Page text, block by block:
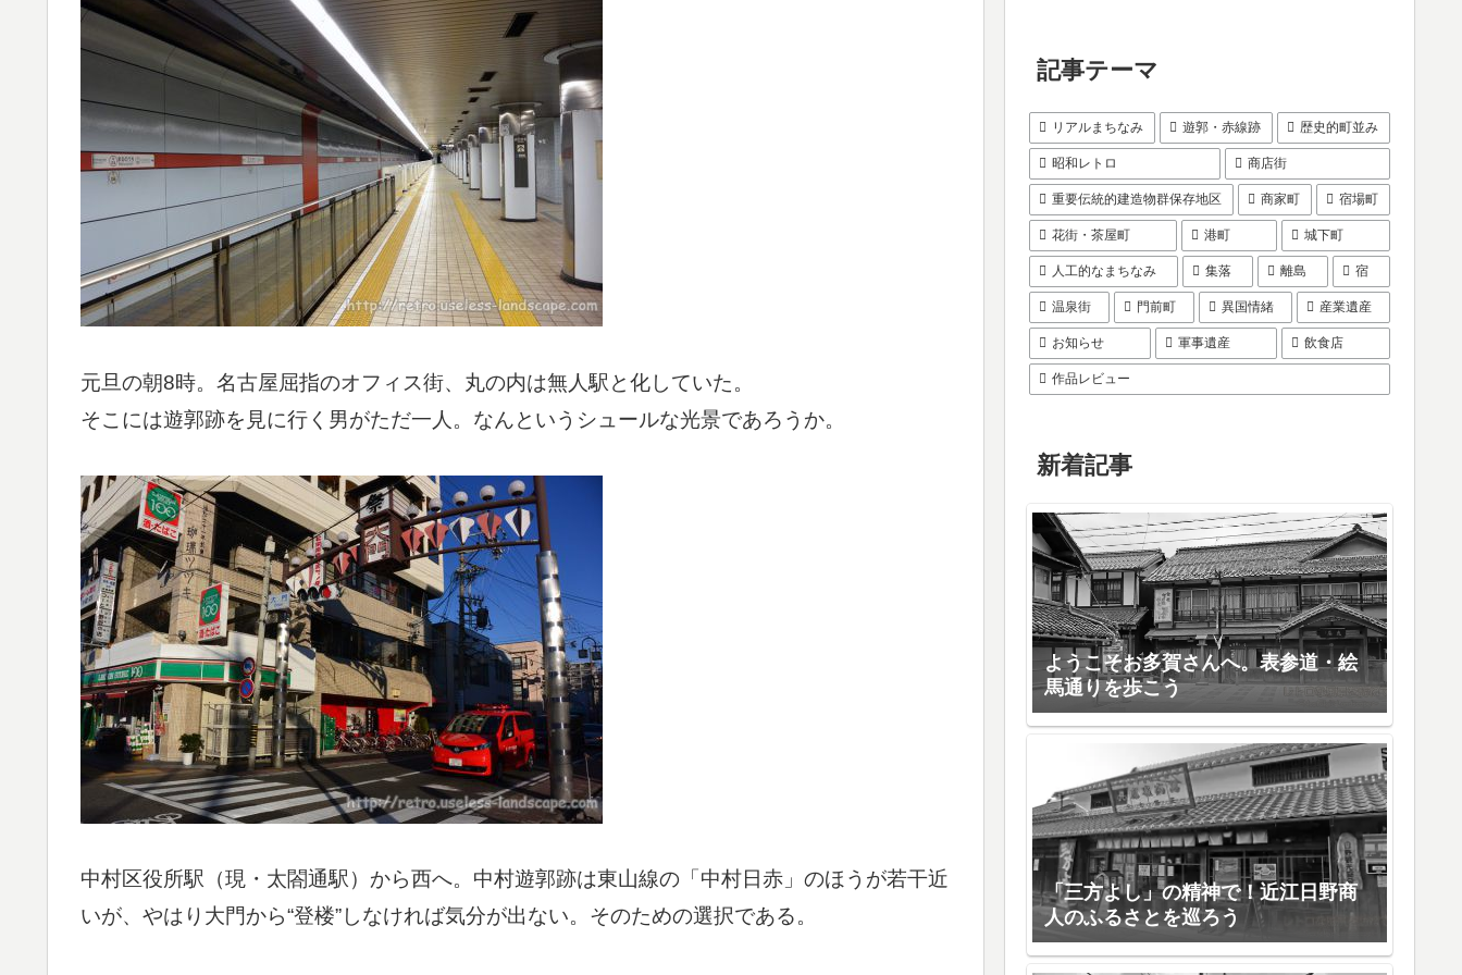
元旦の朝8時。名古屋屈指のオフィス街、丸の内は無人駅と化していた。
そこには遊郭跡を見に行く男がただ一人。なんというシュールな光景であろうか。
中村区役所駅（現・太閤通駅）から西へ。中村遊郭跡は東山線の「中村日赤」のほうが若干近
いが、やはり大門から“登楼”しなければ気分が出ない。そのための選択である。
記事テーマ
リアルまちなみ 遊郭・赤線跡 歴史的町並み
昭和レトロ 商店街
重要伝統的建造物群保存地区 商家町 宿場町
花街・茶屋町 港町 城下町
人工的なまちなみ 集落 離島 宿
温泉街 門前町 異国情緒 産業遺産
お知らせ 軍事遺産 飲食店
作品レビュー
新着記事
ようこそお多賀さんへ。表参道・絵
馬通りを歩こう
「三方よし」の精神で！近江日野商
人のふるさとを巡ろう